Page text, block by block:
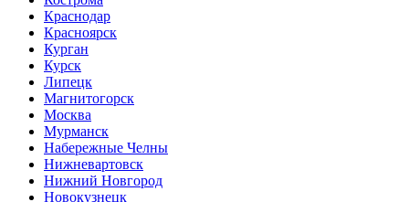
Краснодар
Красноярск
Курган
Курск
Липецк
Магнитогорск
Москва
Мурманск
Набережные Челны
Нижневартовск
Нижний Новгород
Новокузнецк